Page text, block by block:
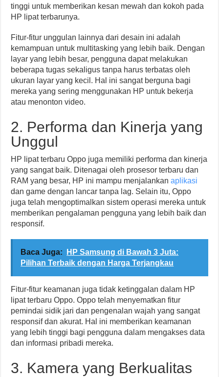
tinggi untuk memberikan kesan mewah dan kokoh pada
HP lipat terbarunya.
Fitur-fitur unggulan lainnya dari desain ini adalah
kemampuan untuk multitasking yang lebih baik. Dengan
layar yang lebih besar, pengguna dapat melakukan
beberapa tugas sekaligus tanpa harus terbatas oleh
ukuran layar yang kecil. Hal ini sangat berguna bagi
mereka yang sering menggunakan HP untuk bekerja
atau menonton video.
2. Performa dan Kinerja yang
Unggul
HP lipat terbaru Oppo juga memiliki performa dan kinerja
yang sangat baik. Ditenagai oleh prosesor terbaru dan
RAM yang besar, HP ini mampu menjalankanaplikasi
dan game dengan lancar tanpa lag. Selain itu, Oppo
juga telah mengoptimalkan sistem operasi mereka untuk
memberikan pengalaman pengguna yang lebih baik dan
responsif.
Baca Juga:
HP Samsung di Bawah 3 Juta:
Pilihan Terbaik dengan Harga Terjangkau
Fitur-fitur keamanan juga tidak ketinggalan dalam HP
lipat terbaru Oppo. Oppo telah menyematkan fitur
pemindai sidik jari dan pengenalan wajah yang sangat
responsif dan akurat. Hal ini memberikan keamanan
yang lebih tinggi bagi pengguna dalam mengakses data
dan informasi pribadi mereka.
3. Kamera yang Berkualitas